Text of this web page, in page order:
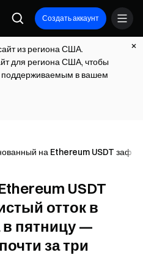
Создать аккаунт
из региона США.
для региона США, чтобы
поддерживаемым в вашем
на Ethereum USDT
USDT
отток в
пятницу —
за три